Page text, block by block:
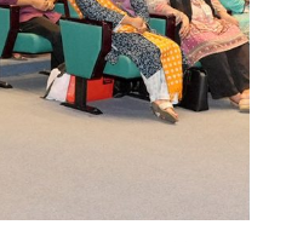
ও সুরক্ষিত বাংলাদেশ: বিইউপিতে...